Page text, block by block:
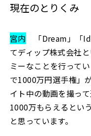
現在のとりくみ
宮内 「Dream」「
てディップ株式会社
ミーなことを行って
で1000万円選手権」
イト中の動画を撮っ
1000万もらえるとい
と思っています。